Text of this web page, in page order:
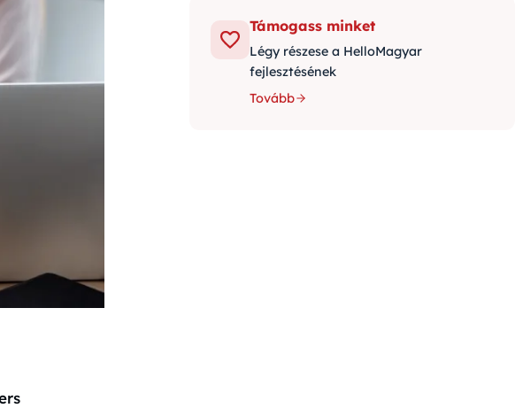
Támogass minket
Légy részese a HelloMagyar
fejlesztésének
Tovább